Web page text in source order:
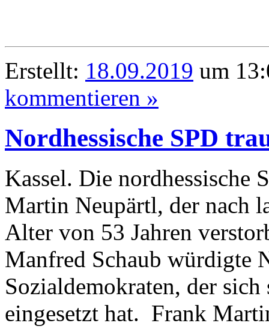
Erstellt: 18.09.2019 um
kommentieren »
Nordhessische SPD
Kassel. Die nordhessische
Martin Neupärtl, der nach
Alter von 53 Jahren
Manfred Schaub würdigte
Sozialdemokraten, der
eingesetzt hat. Frank